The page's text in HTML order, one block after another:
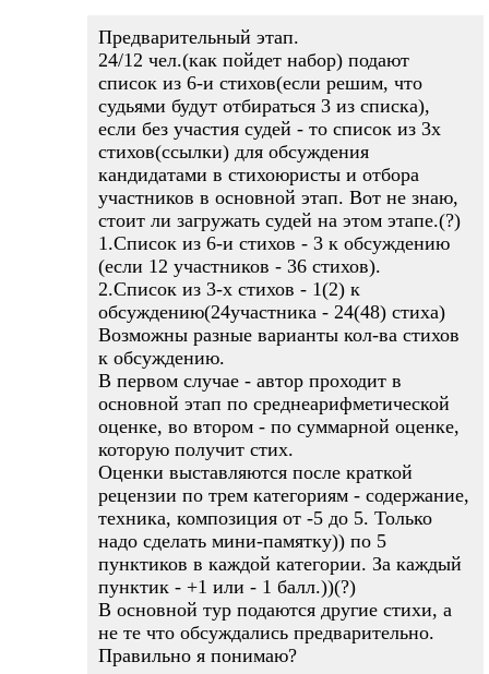
Предварительный этап.
24/12 чел.(как пойдет набор) подают
список из 6-и стихов(если решим, что
судьями будут отбираться 3 из списка),
если без участия судей - то список из 3х
стихов(ссылки) для обсуждения
кандидатами в стихоюристы и отбора
участников в основной этап. Вот не знаю,
стоит ли загружать судей на этом этапе.(?)
1.Список из 6-и стихов - 3 к обсуждению
(если 12 участников - 36 стихов).
2.Список из 3-х стихов - 1(2) к
обсуждению(24участника - 24(48) стиха)
Возможны разные варианты кол-ва стихов
к обсуждению.
В первом случае - автор проходит в
основной этап по среднеарифметической
оценке, во втором - по суммарной оценке,
которую получит стих.
Оценки выставляются после краткой
рецензии по трем категориям - содержание,
техника, композиция от -5 до 5. Только
надо сделать мини-памятку)) по 5
пунктиков в каждой категории. За каждый
пунктик - +1 или - 1 балл.))(?)
В основной тур подаются другие стихи, а
не те что обсуждались предварительно.
Правильно я понимаю?